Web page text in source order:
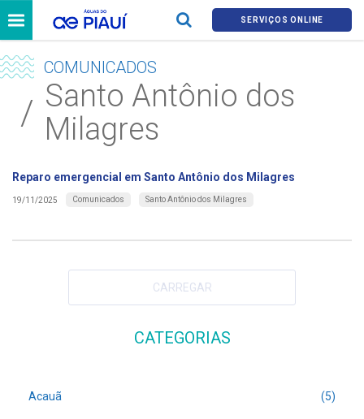
SERVIÇOS ONLINE
COMUNICADOS
Santo Antônio dos
Milagres
Reparo emergencial em Santo Antônio dos Milagres
19/11/2025 Comunicados Santo Antônio dos Milagres
CARREGAR
CATEGORIAS
Acauã (5)